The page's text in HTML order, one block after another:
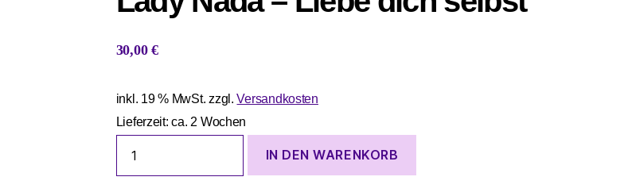
30,00€
inkl. 19 % MwSt. zzgl.Versandkosten
Lieferzeit:ca. 2 Wochen
Nada
-
IN DEN WARENKORB